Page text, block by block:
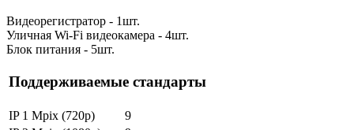
Видеорегистратор - 1шт.
Уличная Wi-Fi видеокамера - 4шт.
Блок питания - 5шт.
Поддерживаемые стандарты
IP 1 Mpix (720p)
9